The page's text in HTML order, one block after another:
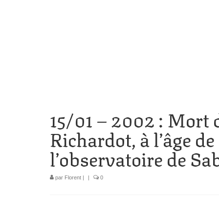
15/01 – 2002 :
Richardot, à l’âge
l’observatoire de
par Florent | | 0